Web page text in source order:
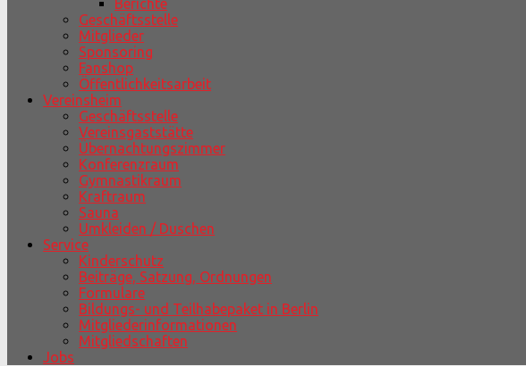
Berichte
Geschäftsstelle
Mitglieder
Sponsoring
Fanshop
Öffentlichkeitsarbeit
Vereinsheim
Geschäftsstelle
Vereinsgaststätte
Übernachtungszimmer
Konferenzraum
Gymnastikraum
Kraftraum
Sauna
Umkleiden / Duschen
Service
Kinderschutz
Beiträge, Satzung, Ordnungen
Formulare
Bildungs- und Teilhabepaket in Berlin
Mitgliederinformationen
Mitgliedschaften
Jobs